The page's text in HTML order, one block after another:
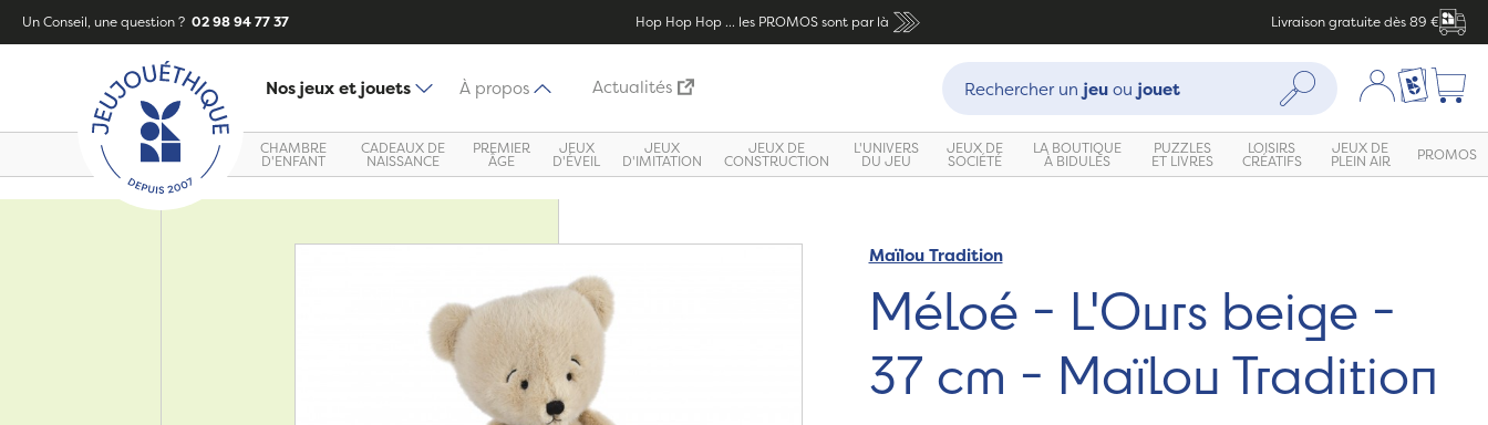
Un Conseil, une question ? 02 98 94 77 37 Hop Hop Hop ... les PROMOS sont par là Livraison gratuite dès 89 €
Nos jeux et jouets À propos Actualités
Recherche :
Rechercher un jeuou jouet Rechercher Mon compte
Ma liste
CHAMBRE
D'ENFANT
CADEAUX DE
NAISSANCE
PREMIER
ÂGE
JEUX
D'ÉVEIL
JEUX
D'IMITATION
JEUX DE
CONSTRUCTION
L'UNIVERS
DU JEU
JEUX DE
SOCIÉTÉ
LA BOUTIQUE
À BIDULES
PUZZLES
ET LIVRES
LOISIRS
CRÉATIFS
JEUX DE
PLEIN AIR PROMOS
Maïlou Tradition
Méloé - L'Ours beige -
37 cm - Maïlou Tradition